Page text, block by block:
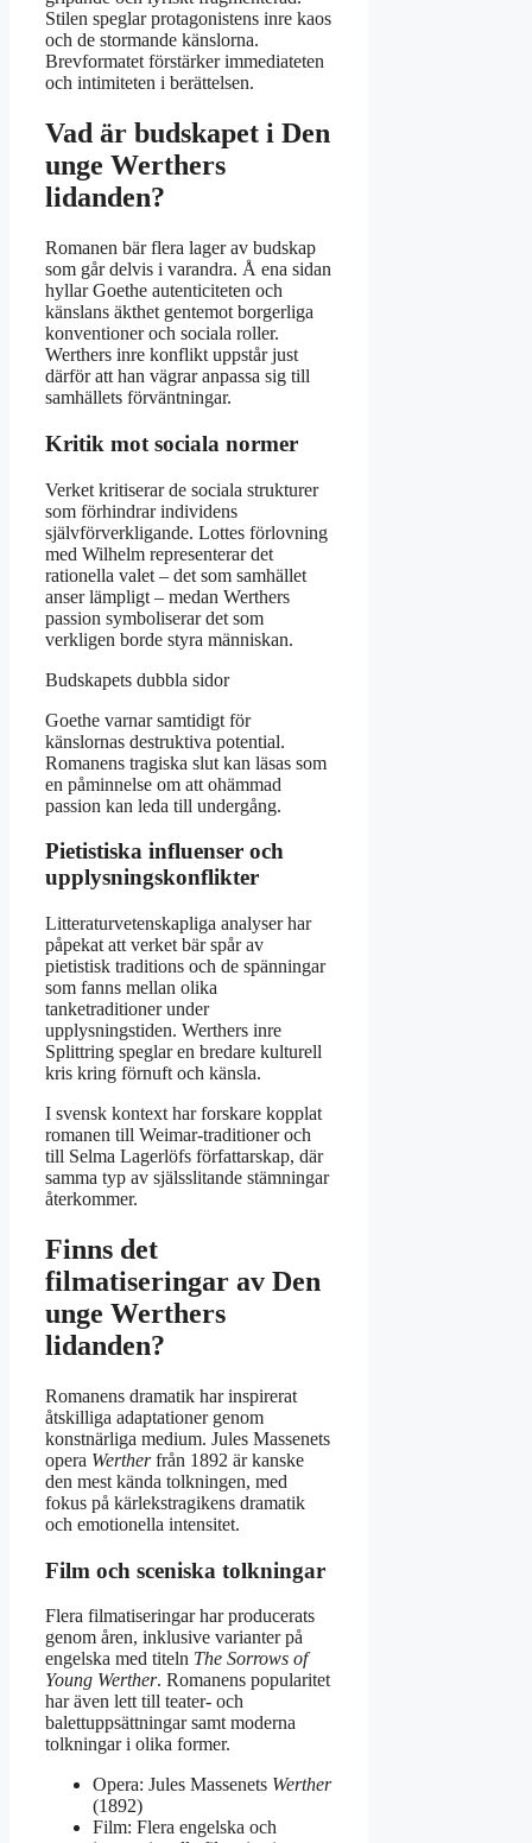
Stilen speglar protagonistens inre kaos
och de stormande känslorna.
Brevformatet förstärker immediateten
och intimiteten i berättelsen.
Vad är budskapet i Den
unge Werthers
lidanden?
Romanen bär flera lager av budskap
som går delvis i varandra. Å ena sidan
hyllar Goethe autenticiteten och
känslans äkthet gentemot borgerliga
konventioner och sociala roller.
Werthers inre konflikt uppstår just
därför att han vägrar anpassa sig till
samhällets förväntningar.
Kritik mot sociala normer
Verket kritiserar de sociala strukturer
som förhindrar individens
självförverkligande. Lottes förlovning
med Wilhelm representerar det
rationella valet – det som samhället
anser lämpligt – medan Werthers
passion symboliserar det som
verkligen borde styra människan.
Budskapets dubbla sidor
Goethe varnar samtidigt för
känslornas destruktiva potential.
Romanens tragiska slut kan läsas som
en påminnelse om att ohämmad
passion kan leda till undergång.
Pietistiska influenser och
upplysningskonflikter
Litteraturvetenskapliga analyser har
påpekat att verket bär spår av
pietistisk traditions och de spänningar
som fanns mellan olika
tanketraditioner under
upplysningstiden. Werthers inre
Splittring speglar en bredare kulturell
kris kring förnuft och känsla.
I svensk kontext har forskare kopplat
romanen till Weimar-traditioner och
till Selma Lagerlöfs författarskap, där
samma typ av själsslitande stämningar
återkommer.
Finns det
filmatiseringar av Den
unge Werthers
lidanden?
Romanens dramatik har inspirerat
åtskilliga adaptationer genom
konstnärliga medium. Jules Massenets
opera Wertherfrån 1892 är kanske
den mest kända tolkningen, med
fokus på kärlekstragikens dramatik
och emotionella intensitet.
Film och sceniska tolkningar
Flera filmatiseringar har producerats
genom åren, inklusive varianter på
engelska med titeln The Sorrows of
Young Werther. Romanens popularitet
har även lett till teater- och
balettuppsättningar samt moderna
tolkningar i olika former.
Opera: Jules Massenets Werther
(1892)
Film: Flera engelska och